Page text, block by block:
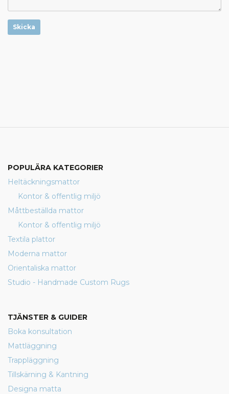
Skicka
POPULÄRA KATEGORIER
Heltäckningsmattor
Kontor & offentlig miljö
Måttbeställda mattor
Kontor & offentlig miljö
Textila plattor
Moderna mattor
Orientaliska mattor
Studio - Handmade Custom Rugs
TJÄNSTER & GUIDER
Boka konsultation
Mattläggning
Trappläggning
Tillskärning & Kantning
Designa matta